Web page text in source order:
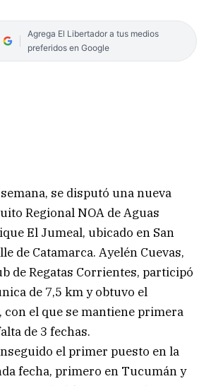
Agrega El Libertador a tus medios
preferidos en Google
se disputó una nueva
Regional NOA de Aguas
El Jumeal, ubicado en San
de Catamarca. Ayelén Cuevas,
de Regatas Corrientes, participó
de 7,5 km y obtuvo el
con el que se mantiene primera
de 3 fechas.
el primer puesto en la
fecha, primero en Tucumán y